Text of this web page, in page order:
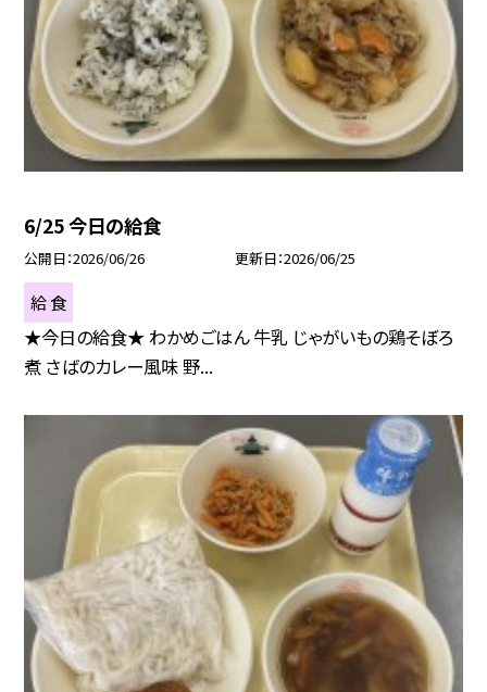
6/25 今日の給食
公開日 2026/06/26 更新日 2026/06/25
給 食
★今日の給食★ わかめごはん 牛乳 じゃがいもの鶏そぼろ
煮 さばのカレー風味 野...